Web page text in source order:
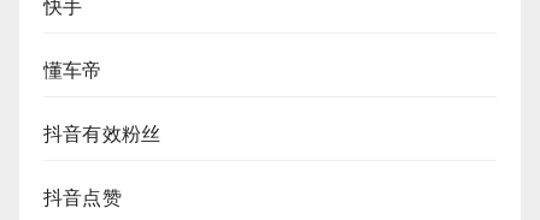
快手
懂车帝
抖音有效粉丝
抖音点赞